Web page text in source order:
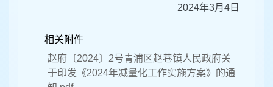
2024年3月4日
相关附件
赵府〔2024〕2号青浦区赵巷镇人民政府关
于印发《2024年减量化工作实施方案》的通